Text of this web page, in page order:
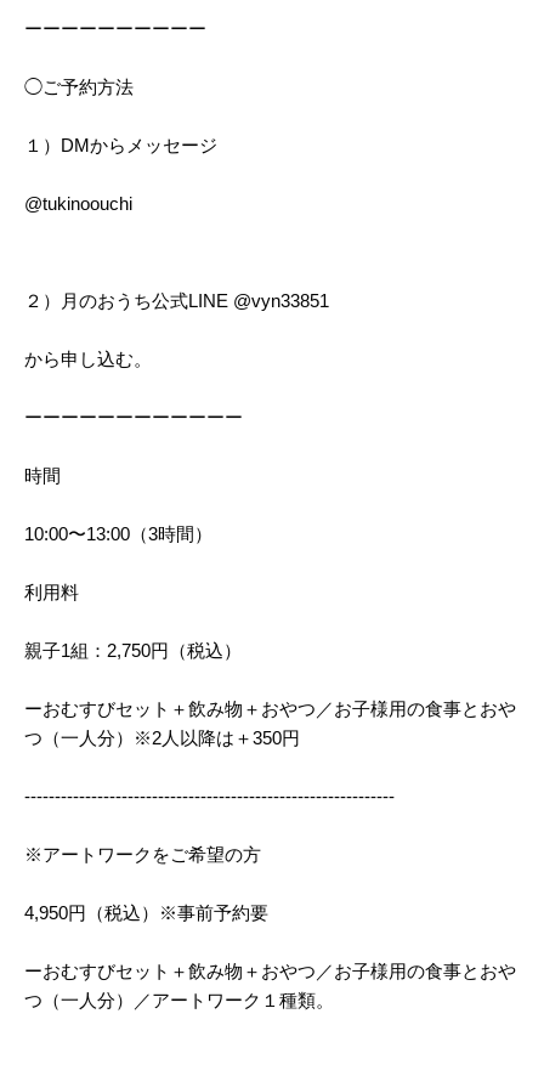
ーーーーーーーーーー
◯ご予約方法
１）DMからメッセージ
@tukinoouchi
２）月のおうち公式LINE @vyn33851
から申し込む。
ーーーーーーーーーーーー
時間
10:00〜13:00（3時間）
利用料
親子1組：2,750円（税込）
ーおむすびセット＋飲み物＋おやつ／お子様用の食事とおや
つ（一人分）※2人以降は＋350円
-------------------------------------------------------------
※アートワークをご希望の方
4,950円（税込）※事前予約要
ーおむすびセット＋飲み物＋おやつ／お子様用の食事とおや
つ（一人分）／アートワーク１種類。